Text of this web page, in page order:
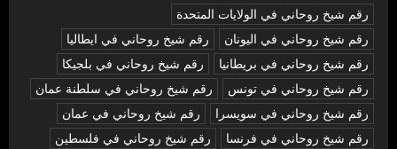
رقم شيخ روحاني في الولايات المتحدة
رقم شيخ روحاني في اليونان
رقم شيخ روحاني في ايطاليا
رقم شيخ روحاني في بريطانيا
رقم شيخ روحاني في بلجيكا
رقم شيخ روحاني في تونس
رقم شيخ روحاني في سلطنة عمان
رقم شيخ روحاني في سويسرا
رقم شيخ روحاني في عمان
رقم شيخ روحاني في فرنسا
رقم شيخ روحاني في فلسطين